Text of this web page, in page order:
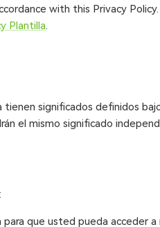
with this Privacy
Plantilla.
tienen significados definidos
el mismo significado
para que usted pueda acceder